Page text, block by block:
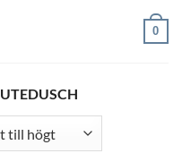
0
UTEDUSCH